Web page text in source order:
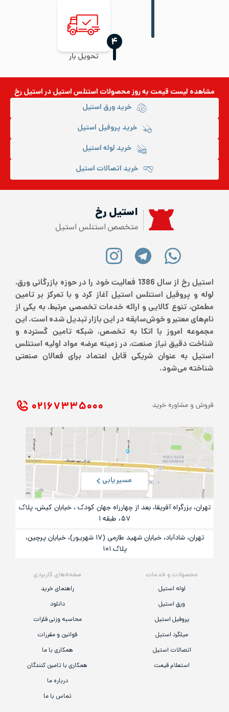
تحویل بار
‍۴
مشاهده لیست قیمت به روزمحصولات استنلس استیلدر استیل رخ
خرید ورق استیل
خرید پروفیل استیل
خرید لوله استیل
خرید اتصالات استیل
استیل رخ
متخصص استنلس استیل
استیل رخ از سال 1386 فعالیت خود را در حوزه بازرگانی ورق،
لوله و پروفیل استنلس استیل آغاز کرد و با تمرکز بر تامین
مطمئن، تنوع کالایی و ارائه خدمات تخصصی مرتبط، به یکی از
نام‌های معتبر و خوش‌سابقه در این بازار تبدیل شده است. این
مجموعه امروز با اتکا به تخصص، شبکه تامین گسترده و
شناخت دقیق نیاز صنعت، در زمینه عرضه مواد اولیه استنلس
استیل به عنوان شریکی قابل اعتماد برای فعالان صنعتی
شناخته می‌شود.
محصولات و خدمات
لوله استیل
ورق استیل
پروفیل استیل
میلگرد استیل
اتصالات استیل
استعلام قیمت
صفحه‌های کاربردی
راهنمای خرید
دانلود
محاسبه وزنی فلزات
قوانین و مقررات
همکاری با ما
همکاری با تامین کنندگان
درباره ما
تماس با ما
فروش و مشاوره خرید ۰۲۱ ۶۷۳۳۵۰۰۰
مسیریابی
تهران، بزرگراه آفریقا، بعد از چهارراه جهان کودک ، خیابان کیش، پلاک
۵۷، طبقه ۱
تهران، شادآباد، خیابان شهید طارمی (۱۷ شهریور)، خیایان پرچین،
پلاک ۱۰۱